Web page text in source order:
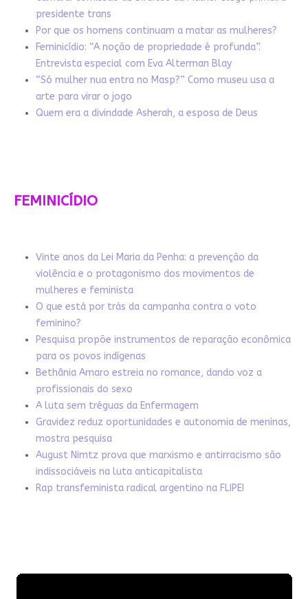
presidente trans
Por que os homens continuam a matar as mulheres?
Feminicídio: “A noção de propriedade é profunda”.
Entrevista especial com Eva Alterman Blay
“Só mulher nua entra no Masp?” Como museu usa a
arte para virar o jogo
Quem era a divindade Asherah, a esposa de Deus
FEMINICÍDIO
Vinte anos da Lei Maria da Penha: a prevenção da
violência e o protagonismo dos movimentos de
mulheres e feminista
O que está por trás da campanha contra o voto
feminino?
Pesquisa propõe instrumentos de reparação econômica
para os povos indígenas
Bethânia Amaro estreia no romance, dando voz a
profissionais do sexo
A luta sem tréguas da Enfermagem
Gravidez reduz oportunidades e autonomia de meninas,
mostra pesquisa
August Nimtz prova que marxismo e antirracismo são
indissociáveis na luta anticapitalista
Rap transfeminista radical argentino na FLIPEI